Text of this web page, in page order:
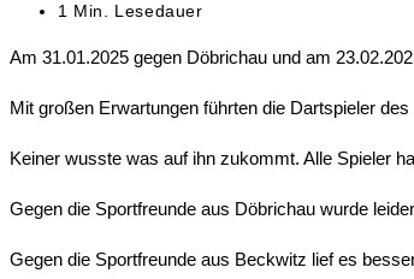
1 Min. Lesedauer
Am 31.01.2025 gegen Döbrichau und am
Mit großen Erwartungen führten die Dartspieler
Keiner wusste was auf ihn zukommt. Alle Spieler
Gegen die Sportfreunde aus Döbrichau wurde
Gegen die Sportfreunde aus Beckwitz lief es